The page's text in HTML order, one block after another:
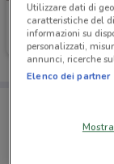
Conad
Scade martedì
Puoi
Utilizzare dati di
caratteristiche del
informazioni su
personalizzati,
annunci, ricerche
Elenco dei partner